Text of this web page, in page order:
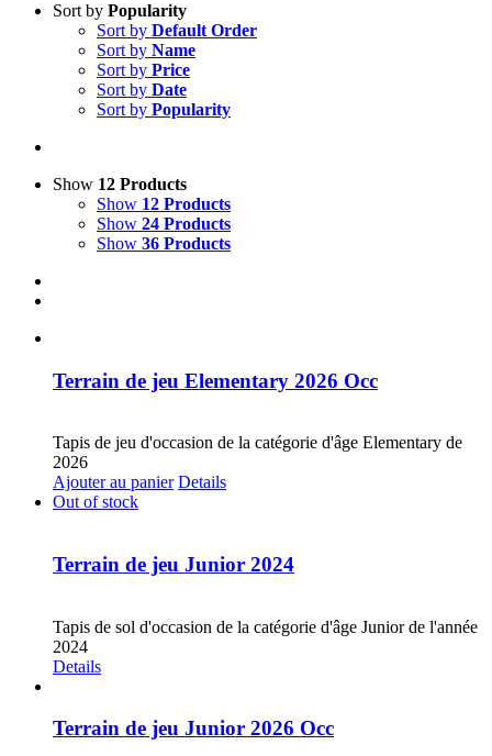
Sort by Popularity
Sort by Default Order
Sort by Name
Sort by Price
Sort by Date
Sort by Popularity
Show 12 Products
Show 12 Products
Show 24 Products
Show 36 Products
Terrain de jeu Elementary 2026 Occ
Tapis de jeu d'occasion de la catégorie d'âge Elementary de
2026
Ajouter au panier Details
Out of stock
Terrain de jeu Junior 2024
Tapis de sol d'occasion de la catégorie d'âge Junior de l'année
2024
Details
Terrain de jeu Junior 2026 Occ